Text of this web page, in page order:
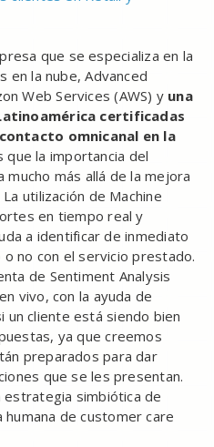
que se especializa en la
en la nube, Advanced
Web Services (AWS) y una
certificadas
omnicanal en la
que la importancia del
más allá de la mejora
utilización de Machine
en tiempo real y
a identificar de inmediato
no con el servicio prestado.
de Sentiment Analysis
vivo, con la ayuda de
un cliente está siendo bien
ya que creemos
preparados para dar
que se les presentan.
simbiótica de
de customer care